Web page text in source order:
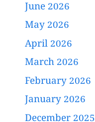
June 2026
May 2026
April 2026
March 2026
February 2026
January 2026
December 2025